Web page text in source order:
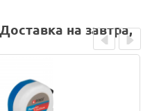
на завтра,
Prev Next